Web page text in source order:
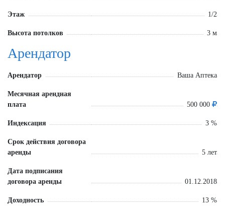
Этаж 1/2
Высота потолков 3 м
Арендатор
Арендатор Ваша Аптека
Месячная арендная
плата
500 000
Индексация 3 %
Срок действия договора
аренды
5 лет
Дата подписания
договора аренды
01.12.2018
Доходность 13 %